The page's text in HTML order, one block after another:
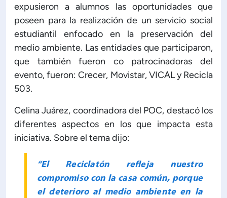
expusieron a alumnos las oportunidades que
poseen para la realización de un servicio social
estudiantil enfocado en la preservación del
medio ambiente. Las entidades que participaron,
que también fueron co patrocinadoras del
evento, fueron: Crecer, Movistar, VICAL y Recicla
503.
Celina Juárez, coordinadora del POC, destacó los
diferentes aspectos en los que impacta esta
iniciativa. Sobre el tema dijo:
“El Reciclatón refleja nuestro
compromiso con la casa común, porque
el deterioro al medio ambiente en la